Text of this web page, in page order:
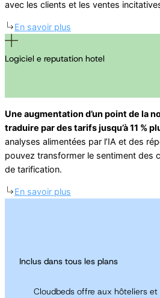
avec les clients et les ventes
En savoir plus
Logiciel e reputation hotel
Une augmentation d’un point de la
traduire par des tarifs jusqu’à 11 %
analyses alimentées par l’IA et des
pouvez transformer le sentiment des
de tarification.
En savoir plus
Inclus dans tous les plans
Cloudbeds offre aux hôteliers